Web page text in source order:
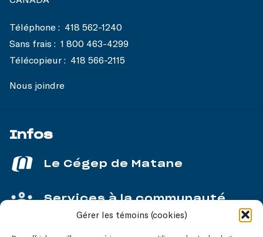
Gérer les témoins (cookies)
Téléphone : 418 562-1240
Sans frais : 1 800 463-4299
Télécopieur : 418 566-2115
Nous joindre
Infos
Le Cégep de Matane
Services à la communauté
Service aux entreprises